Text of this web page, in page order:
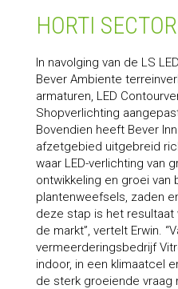
HORTI SECTOR
In navolging van de LS
Bever Ambiente
armaturen, LED
Shopverlichting
Bovendien heeft Bever
afzetgebied uitgebreid
waar LED-verlichting van
ontwikkeling en groei van
plantenweefsels, zaden
deze stap is het
de markt”, vertelt Erwin.
vermeerderingsbedrijf
indoor, in een klimaatcel
de sterk groeiende vraag